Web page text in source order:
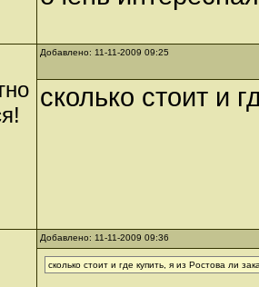
Добавлено: 11-11-2009 09:25
сколько стоит и
Добавлено: 11-11-2009 09:36
сколько стоит и где купить, я из Ростова ли